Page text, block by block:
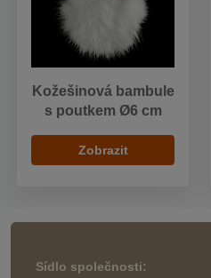
Kožešinová bambule
s poutkem Ø6 cm
Zobrazit
Sídlo společnosti: